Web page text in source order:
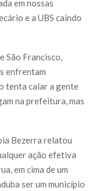
em nossas
e a UBS caindo
São Francisco,
enfrentam
tenta calar a gente
na prefeitura, mas
Bezerra relatou
ação efetiva
em cima de um
ser um município